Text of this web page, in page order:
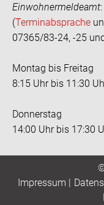
Einwohnermeldeamt:
(Terminabsprache
07365/83-24, -25
Montag bis Freitag
8:15 Uhr bis 11:30
Donnerstag
14:00 Uhr bis 17:30
Impressum |